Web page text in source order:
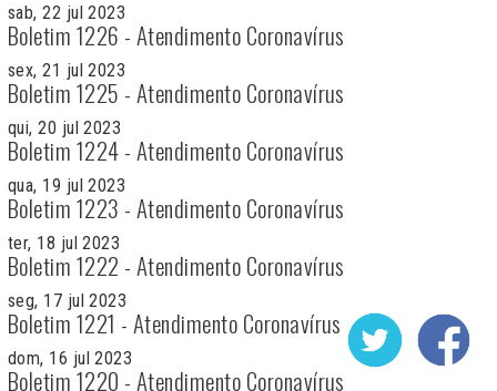
sab, 22 jul 2023
Boletim 1226 - Atendimento Coronavírus
sex, 21 jul 2023
Boletim 1225 - Atendimento Coronavírus
qui, 20 jul 2023
Boletim 1224 - Atendimento Coronavírus
qua, 19 jul 2023
Boletim 1223 - Atendimento Coronavírus
ter, 18 jul 2023
Boletim 1222 - Atendimento Coronavírus
seg, 17 jul 2023
Boletim 1221 - Atendimento Coronavírus
dom, 16 jul 2023
Boletim 1220 - Atendimento Coronavírus